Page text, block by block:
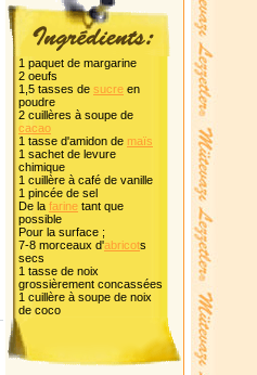
1 paquet de margarine
2 oeufs
1,5 tasses de sucre en
poudre
2 cuillères à soupe de
cacao
1 tasse d'amidon de maïs
1 sachet de levure
chimique
1 cuillère à café de vanille
1 pincée de sel
De la farine tant que
possible
Pour la surface ;
7-8 morceaux d'abricots
secs
1 tasse de noix
grossièrement concassées
1 cuillère à soupe de noix
de coco